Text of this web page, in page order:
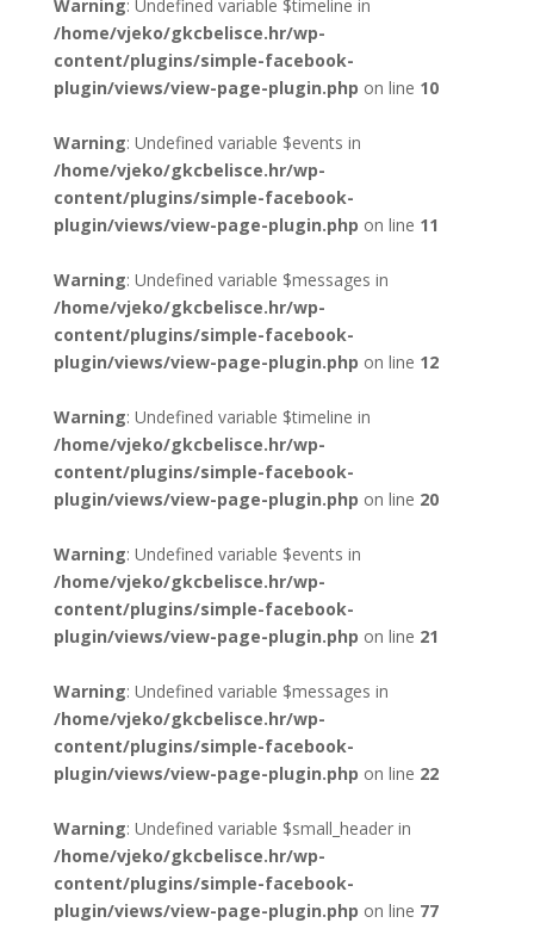
Warning: Undefined variable $timeline in
/home/vjeko/gkcbelisce.hr/wp-
content/plugins/simple-facebook-
plugin/views/view-page-plugin.php on line 10
Warning: Undefined variable $events in
/home/vjeko/gkcbelisce.hr/wp-
content/plugins/simple-facebook-
plugin/views/view-page-plugin.php on line 11
Warning: Undefined variable $messages in
/home/vjeko/gkcbelisce.hr/wp-
content/plugins/simple-facebook-
plugin/views/view-page-plugin.php on line 12
Warning: Undefined variable $timeline in
/home/vjeko/gkcbelisce.hr/wp-
content/plugins/simple-facebook-
plugin/views/view-page-plugin.php on line 20
Warning: Undefined variable $events in
/home/vjeko/gkcbelisce.hr/wp-
content/plugins/simple-facebook-
plugin/views/view-page-plugin.php on line 21
Warning: Undefined variable $messages in
/home/vjeko/gkcbelisce.hr/wp-
content/plugins/simple-facebook-
plugin/views/view-page-plugin.php on line 22
Warning: Undefined variable $small_header in
/home/vjeko/gkcbelisce.hr/wp-
content/plugins/simple-facebook-
plugin/views/view-page-plugin.php on line 77